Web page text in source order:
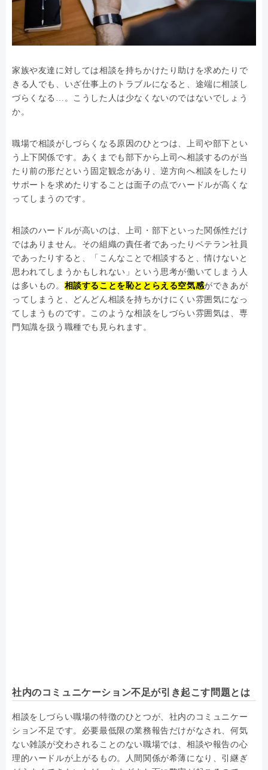
家族や友達に対しては相談を持ちかけたり助けを求めたりで
きる人でも、いざ仕事上のトラブルになると、途端に相談し
づらくなる…。こうした人は少なくないのではないでしょう
か。
職場で相談がしづらくなる原因のひとつは、上司や部下とい
う上下関係です。あくまでも部下から上司へ相談するのが当
たり前の形だという固定観念があり、逆方向へ相談をしたり
サポートを求めたりすることは面子の点でハードルが高くな
ってしまうのです。
相談のハードルが高いのは、上司・部下といった関係性だけ
ではありません。その組織の責任者であったりベテラン社員
であったりすると、「こんなことで相談すると、情けないと
思われてしまうかもしれない」という思考が働いてしまう人
は多いもの。 相談することを恥ととらえる空気感ができあが
ってしまうと、どんどん相談を持ちかけにくい雰囲気になっ
てしまうものです。このような相談をしづらい雰囲気は、専
門知識を扱う職種でも見られます。
社内のコミュニケーション不足が引き起こす問題とは
相談をしづらい職場の特徴のひとつが、社内のコミュニケー
ション不足です。必要最低限の業務報告だけがなされ、何気
ない雑談が交わされることのない職場では、相談や報告の心
理的ハードルが上がるもの。人間関係が希薄になり、引継ぎ